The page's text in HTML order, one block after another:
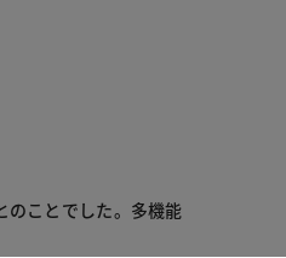
のことでした。多機能